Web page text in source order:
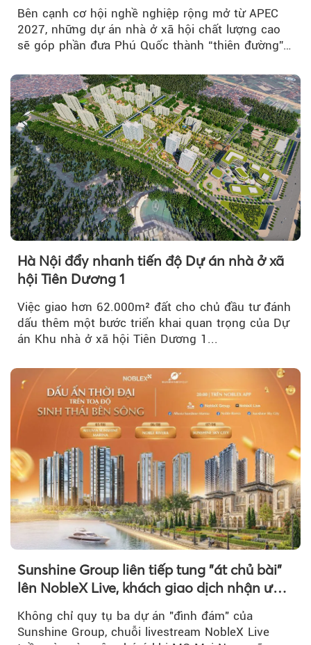
Bên cạnh cơ hội nghề nghiệp rộng mở từ APEC
2027, những dự án nhà ở xã hội chất lượng cao
sẽ góp phần đưa Phú Quốc thành “thiên đường”
Hà Nội đẩy nhanh tiến độ Dự án nhà ở xã
hội Tiên Dương 1
Việc giao hơn 62.000m² đất cho chủ đầu tư đánh
dấu thêm một bước triển khai quan trọng của Dự
án Khu nhà ở xã hội Tiên Dương 1...
Sunshine Group liên tiếp tung "át chủ bài"
lên NobleX Live, khách giao dịch nhận ưu
Không chỉ quy tụ ba dự án "đình đám" của
Sunshine Group, chuỗi livestream NobleX Live